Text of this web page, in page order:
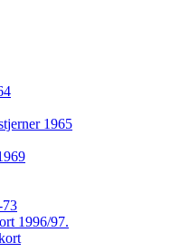
1965
73
1996/97.